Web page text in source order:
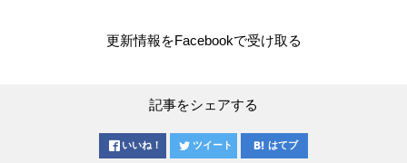
更新情報をFacebookで受け取る
記事をシェアする
いいね！ ツイート はてブ